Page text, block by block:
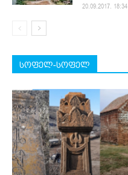
20.09.2017. 18:34
სოფელ-სოფელ